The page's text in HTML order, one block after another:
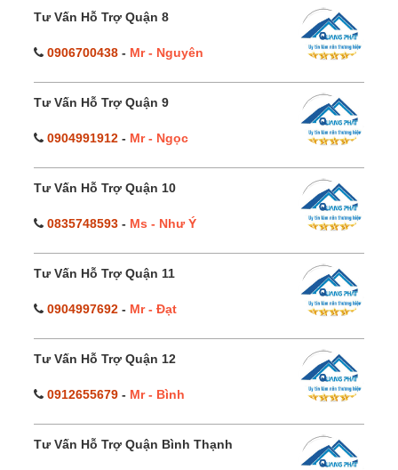
Tư Vấn Hỗ Trợ Quận 8
0906700438 - Mr - Nguyên
Tư Vấn Hỗ Trợ Quận 9
0904991912 - Mr - Ngọc
Tư Vấn Hỗ Trợ Quận 10
0835748593 - Ms - Như Ý
Tư Vấn Hỗ Trợ Quận 11
0904997692 - Mr - Đạt
Tư Vấn Hỗ Trợ Quận 12
0912655679 - Mr - Bình
Tư Vấn Hỗ Trợ Quận Bình Thạnh